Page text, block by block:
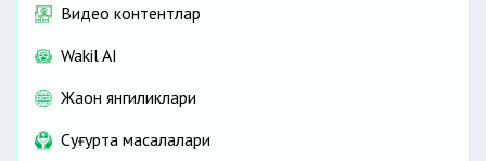
Видео контентлар
Wakil AI
Жаҳон янгиликлари
Cуғурта масалалари